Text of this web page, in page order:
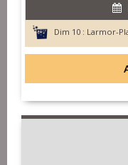
Dim 10 : Larmor-